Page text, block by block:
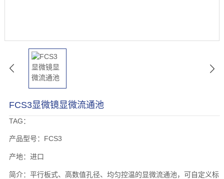
FCS3显微镜显微流通池
TAG：
产品型号：FCS3
产地：进口
简介：平行板式、高数值孔径、均匀控温的显微流通池，可自定义标